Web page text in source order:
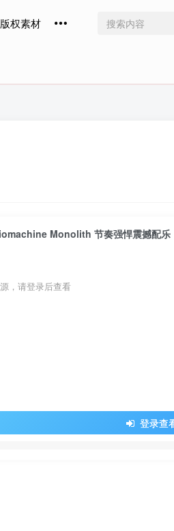
权素材
Monolith 节奏强悍震撼配乐
，请登录后查看
登录查